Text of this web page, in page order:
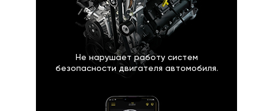
Не нарушает работу систем
безопасности двигателя автомобиля.